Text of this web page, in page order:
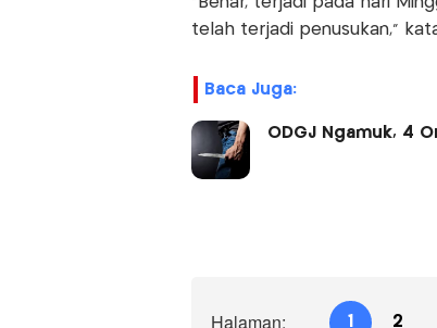
telah terjadi penusukan,”
Baca Juga:
ODGJ Ngamuk, 4
Halaman: 1 2